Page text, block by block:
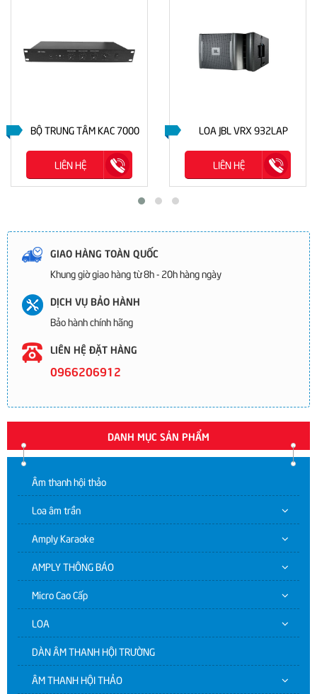
BỘ TRUNG TÂM KAC 7000
LIÊN HỆ
LOA JBL VRX 932LAP
LIÊN HỆ
GIAO HÀNG TOÀN QUỐC
Khung giờ giao hàng từ 8h - 20h hàng ngày
DỊCH VỤ BẢO HÀNH
Bảo hành chính hãng
LIÊN HỆ ĐẶT HÀNG
0966206912
DANH MỤC SẢN PHẨM
Âm thanh hội thảo
Loa âm trần
Amply Karaoke
AMPLY THÔNG BÁO
Micro Cao Cấp
LOA
DÀN ÂM THANH HỘI TRƯỜNG
ÂM THANH HỘI THẢO